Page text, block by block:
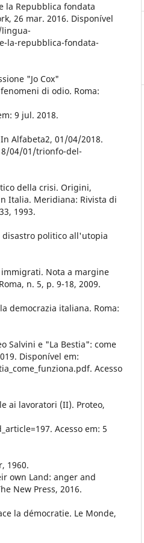
la Repubblica fondata
26 mar. 2016. Disponível
la-repubblica-fondata-
"Jo Cox"
di odio. Roma:
9 jul. 2018.
Alfabeta2, 01/04/2018.
04/01/trionfo-del-
della crisi. Origini,
Italia. Meridiana: Rivista di
1993.
disastro politico all'utopia
immigrati. Nota a margine
n. 5, p. 9-18, 2009.
democrazia italiana. Roma:
Salvini e "La Bestia": come
Disponível em:
Acesso
ai lavoratori (II). Proteo,
Acesso em: 5
1960.
own Land: anger and
New Press, 2016.
la démocratie. Le Monde,